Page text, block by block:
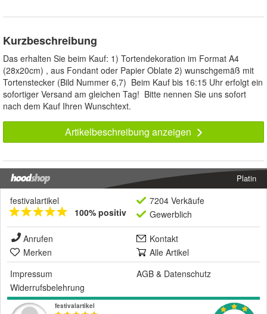
Kurzbeschreibung
Das erhalten Sie beim Kauf: 1) Tortendekoration im Format A4
(28x20cm) , aus Fondant oder Papier Oblate 2) wunschgemäß mit
Tortenstecker (Bild Nummer 6,7) Beim Kauf bis 16:15 Uhr erfolgt ein
sofortiger Versand am gleichen Tag! Bitte nennen Sie uns sofort
nach dem Kauf Ihren Wunschtext.
Artikelbeschreibung anzeigen
Platin
festivalartikel
100% positiv
7204 Verkäufe
Gewerblich
Anrufen
Kontakt
Merken
Alle Artikel
Impressum
AGB & Datenschutz
Widerrufsbelehrung